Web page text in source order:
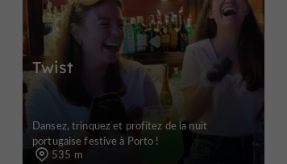
Twist
Dansez, trinquez et profitez de la nuit
portugaise festive à Porto !
535 m